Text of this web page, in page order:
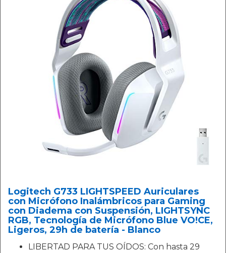
Logitech G733 LIGHTSPEED Auriculares
con Micrófono Inalámbricos para Gaming
con Diadema con Suspensión, LIGHTSYNC
RGB, Tecnología de Micrófono Blue VO!CE,
Ligeros, 29h de batería - Blanco
LIBERTAD PARA TUS OÍDOS: Con hasta 29